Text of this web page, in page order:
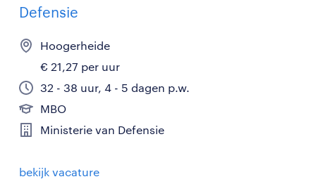
Defensie
Hoogerheide
€ 21,27 per uur
32 - 38 uur, 4 - 5 dagen p.w.
MBO
Ministerie van Defensie
bekijk vacature